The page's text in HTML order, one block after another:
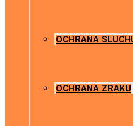
OCHRANA
OCHRANA ZRAKU